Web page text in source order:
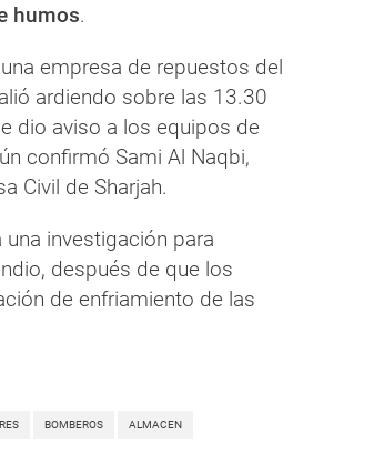
humos.
empresa de repuestos del
ardiendo sobre las 13.30
dio aviso a los equipos de
confirmó Sami Al Naqbi,
Civil de Sharjah.
una investigación para
después de que los
de enfriamiento de las
BOMBEROS ALMACEN